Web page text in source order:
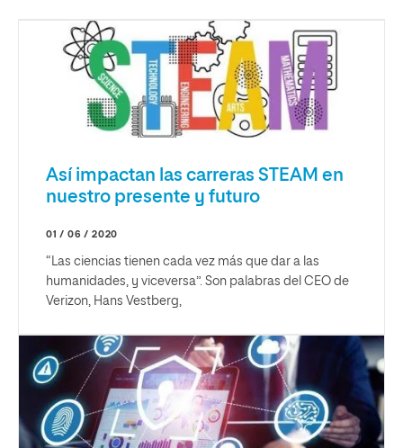
Así impactan las carreras STEAM en
nuestro presente y futuro
01 / 06 / 2020
“Las ciencias tienen cada vez más que dar a las
humanidades, y viceversa”. Son palabras del CEO de
Verizon, Hans Vestberg,